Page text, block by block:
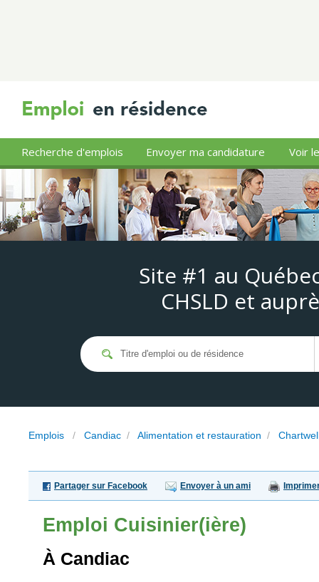
Recherche d'emplois Envoyer ma candidature Voir
Site #1 au
CHSLD et
Emplois / Candiac / Alimentation et restauration /
Partager sur Facebook Envoyer à un ami
Emploi Cuisinier(ière)
À Candiac